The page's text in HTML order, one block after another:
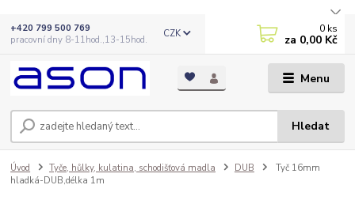
Menu
CZK
Hledat
+420 799 500 769
pracovní dny 8-11hod.,13-15hod.
0 ks
za 0,00 Kč
Úvod Tyče, hůlky, kulatina, schodišťová madla DUB
Tyč 16mm
hladká-DUB,délka 1m